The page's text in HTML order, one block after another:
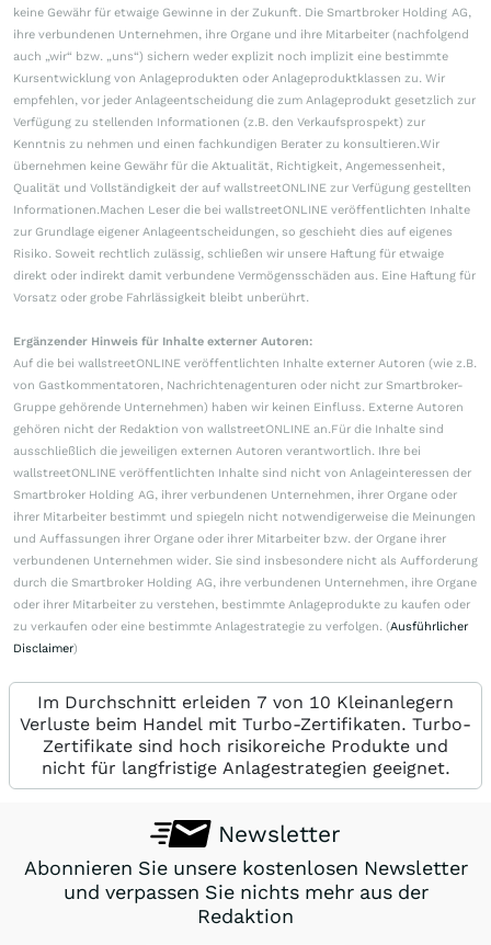
keine Gewähr für etwaige Gewinne in der Zukunft. Die Smartbroker Holding AG,
ihre verbundenen Unternehmen, ihre Organe und ihre Mitarbeiter (nachfolgend
auch „wir“ bzw. „uns“) sichern weder explizit noch implizit eine bestimmte
Kursentwicklung von Anlageprodukten oder Anlageproduktklassen zu. Wir
empfehlen, vor jeder Anlageentscheidung die zum Anlageprodukt gesetzlich zur
Verfügung zu stellenden Informationen (z.B. den Verkaufsprospekt) zur
Kenntnis zu nehmen und einen fachkundigen Berater zu konsultieren.Wir
übernehmen keine Gewähr für die Aktualität, Richtigkeit, Angemessenheit,
Qualität und Vollständigkeit der auf wallstreetONLINE zur Verfügung gestellten
Informationen.Machen Leser die bei wallstreetONLINE veröffentlichten Inhalte
zur Grundlage eigener Anlageentscheidungen, so geschieht dies auf eigenes
Risiko. Soweit rechtlich zulässig, schließen wir unsere Haftung für etwaige
direkt oder indirekt damit verbundene Vermögensschäden aus. Eine Haftung für
Vorsatz oder grobe Fahrlässigkeit bleibt unberührt.
Ergänzender Hinweis für Inhalte externer Autoren:
Auf die bei wallstreetONLINE veröffentlichten Inhalte externer Autoren (wie z.B.
von Gastkommentatoren, Nachrichtenagenturen oder nicht zur Smartbroker-
Gruppe gehörende Unternehmen) haben wir keinen Einfluss. Externe Autoren
gehören nicht der Redaktion von wallstreetONLINE an.Für die Inhalte sind
ausschließlich die jeweiligen externen Autoren verantwortlich. Ihre bei
wallstreetONLINE veröffentlichten Inhalte sind nicht von Anlageinteressen der
Smartbroker Holding AG, ihrer verbundenen Unternehmen, ihrer Organe oder
ihrer Mitarbeiter bestimmt und spiegeln nicht notwendigerweise die Meinungen
und Auffassungen ihrer Organe oder ihrer Mitarbeiter bzw. der Organe ihrer
verbundenen Unternehmen wider. Sie sind insbesondere nicht als Aufforderung
durch die Smartbroker Holding AG, ihre verbundenen Unternehmen, ihre Organe
oder ihrer Mitarbeiter zu verstehen, bestimmte Anlageprodukte zu kaufen oder
zu verkaufen oder eine bestimmte Anlagestrategie zu verfolgen. (Ausführlicher
Disclaimer)
Im Durchschnitt erleiden 7 von 10 Kleinanlegern
Verluste beim Handel mit Turbo-Zertifikaten. Turbo-
Zertifikate sind hoch risikoreiche Produkte und
nicht für langfristige Anlagestrategien geeignet.
Newsletter
Abonnieren Sie unsere kostenlosen Newsletter
und verpassen Sie nichts mehr aus der
Redaktion